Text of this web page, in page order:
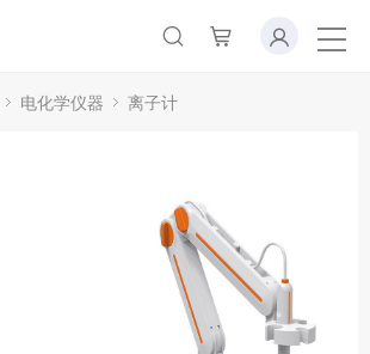
电化学仪器 离子计